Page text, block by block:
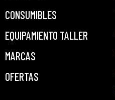
CONSUMIBLES
EQUIPAMIENTO TALLER
MARCAS
OFERTAS